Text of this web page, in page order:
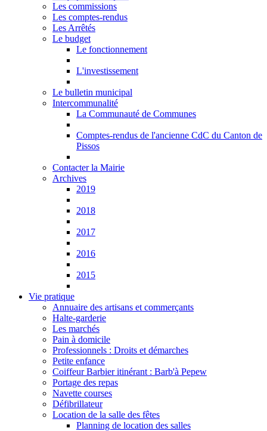
Les commissions
Les comptes-rendus
Les Arrêtés
Le budget
Le fonctionnement
L'investissement
Le bulletin municipal
Intercommunalité
La Communauté de Communes
Comptes-rendus de l'ancienne CdC du Canton de
Pissos
Contacter la Mairie
Archives
2019
2018
2017
2016
2015
Vie pratique
Annuaire des artisans et commerçants
Halte-garderie
Les marchés
Pain à domicile
Professionnels : Droits et démarches
Petite enfance
Coiffeur Barbier itinérant : Barb'à Pepew
Portage des repas
Navette courses
Défibrillateur
Location de la salle des fêtes
Planning de location des salles